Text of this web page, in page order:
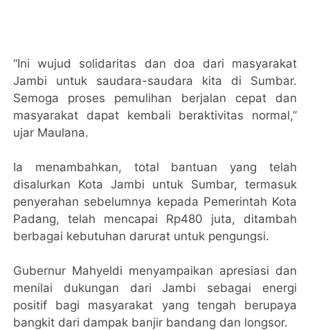
“Ini wujud solidaritas dan doa dari masyarakat
Jambi untuk saudara-saudara kita di Sumbar.
Semoga proses pemulihan berjalan cepat dan
masyarakat dapat kembali beraktivitas normal,”
ujar Maulana.
Ia menambahkan, total bantuan yang telah
disalurkan Kota Jambi untuk Sumbar, termasuk
penyerahan sebelumnya kepada Pemerintah Kota
Padang, telah mencapai Rp480 juta, ditambah
berbagai kebutuhan darurat untuk pengungsi.
Gubernur Mahyeldi menyampaikan apresiasi dan
menilai dukungan dari Jambi sebagai energi
positif bagi masyarakat yang tengah berupaya
bangkit dari dampak banjir bandang dan longsor.